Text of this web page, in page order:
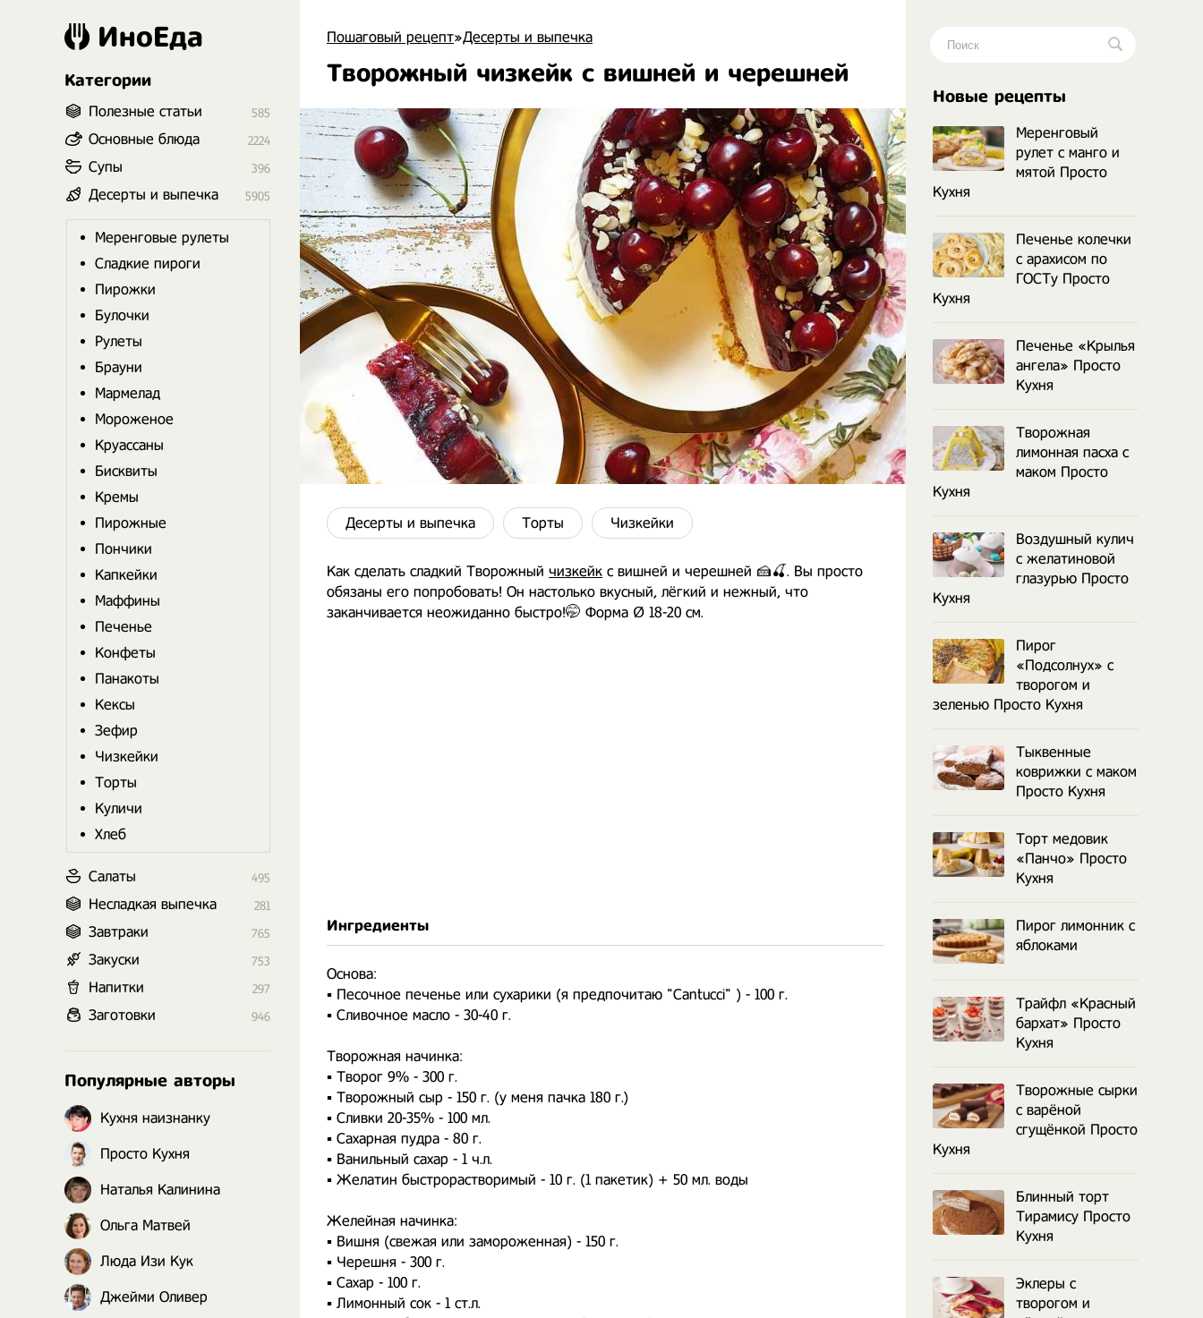
Пошаговый рецепт»Десерты и выпечка
Творожный чизкейк с вишней и черешней
Десерты и выпечка Торты Чизкейки
Как сделать сладкий Творожный чизкейк с вишней и черешней 🍰🍒. Вы просто
обязаны его попробовать! Он настолько вкусный, лёгкий и нежный, что
заканчивается неожиданно быстро!🤭 Форма Ø 18-20 см.
Ингредиенты
Основа:
▪︎ Песочное печенье или сухарики (я предпочитаю "Cantucci" ) - 100 г.
▪︎ Сливочное масло - 30-40 г.
Творожная начинка:
▪︎ Творог 9% - 300 г.
▪︎ Творожный сыр - 150 г. (у меня пачка 180 г.)
▪︎ Сливки 20-35% - 100 мл.
▪︎ Сахарная пудра - 80 г.
▪︎ Ванильный сахар - 1 ч.л.
▪︎ Желатин быстрорастворимый - 10 г. (1 пакетик) + 50 мл. воды
Желейная начинка:
▪︎ Вишня (свежая или замороженная) - 150 г.
▪︎ Черешня - 300 г.
▪︎ Сахар - 100 г.
▪︎ Лимонный сок - 1 ст.л.
ИноЕда
Категории
Полезные статьи 585
Основные блюда 2224
Супы 396
Десерты и выпечка 5905
Меренговые рулеты
Сладкие пироги
Пирожки
Булочки
Рулеты
Брауни
Мармелад
Мороженое
Круассаны
Бисквиты
Кремы
Пирожные
Пончики
Капкейки
Маффины
Печенье
Конфеты
Панакоты
Кексы
Зефир
Чизкейки
Торты
Куличи
Хлеб
Салаты 495
Несладкая выпечка 281
Завтраки 765
Закуски 753
Напитки 297
Заготовки 946
Популярные авторы
Кухня наизнанку
Просто Кухня
Наталья Калинина
Ольга Матвей
Люда Изи Кук
Джейми Оливер
Новые рецепты
Меренговый
рулет с манго и
мятой Просто
Кухня
Печенье колечки
с арахисом по
ГОСТу Просто
Кухня
Печенье «Крылья
ангела» Просто
Кухня
Творожная
лимонная пасха с
маком Просто
Кухня
Воздушный кулич
с желатиновой
глазурью Просто
Кухня
Пирог
«Подсолнух» с
творогом и
зеленью Просто Кухня
Тыквенные
коврижки с маком
Просто Кухня
Торт медовик
«Панчо» Просто
Кухня
Пирог лимонник с
яблоками
Трайфл «Красный
бархат» Просто
Кухня
Творожные сырки
с варёной
сгущёнкой Просто
Кухня
Блинный торт
Тирамису Просто
Кухня
Эклеры с
творогом и